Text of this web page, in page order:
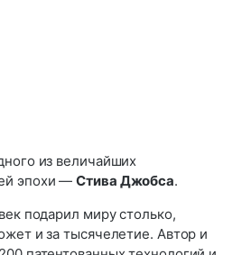
из величайших
эпохи —Стива Джобса.
подарил миру столько,
и за тысячелетие. Автор и